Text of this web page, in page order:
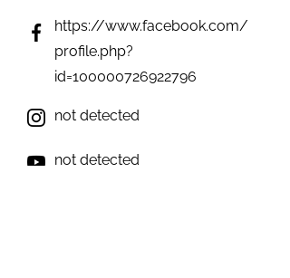
https://www.facebook.com/
profile.php?
id=100000726922796
not detected
not detected